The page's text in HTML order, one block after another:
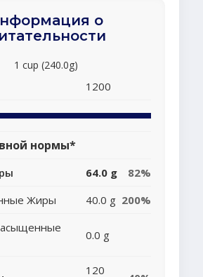
о
1 cup (240.0g)
1200
нормы*
64.0 g
82%
Жиры
40.0 g 200%
0.0 g
120